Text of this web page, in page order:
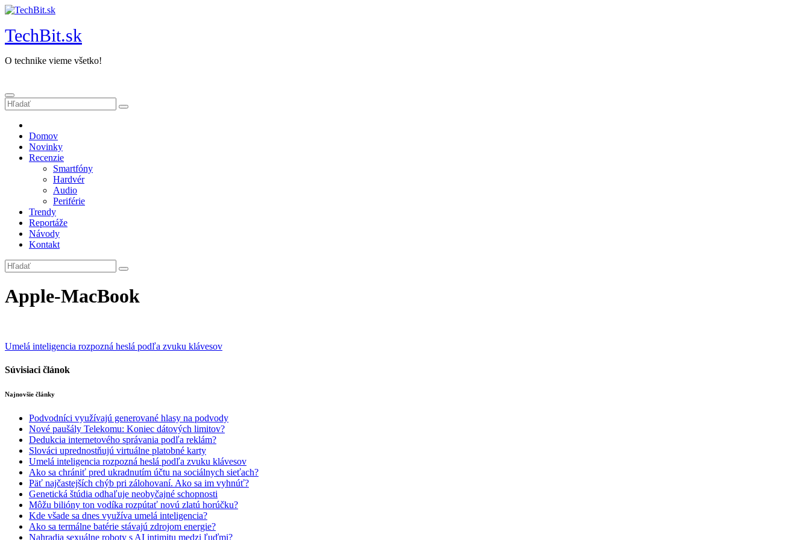
Prejsť
obsah
TechBit.sk
O technike vieme všetko!
Domov
Novinky
Recenzie
Smartfóny
Hardvér
Audio
Periférie
Trendy
Reportáže
Návody
Kontakt
Apple-MacBook
Navigácia
v
Umelá inteligencia rozpozná heslá podľa zvuku klávesov
Súvisiaci článok
Najnovšie články
Podvodníci využívajú generované hlasy na podvody
Nové paušály Telekomu: Koniec dátových limitov?
Dedukcia internetového správania podľa reklám?
Slováci uprednostňujú virtuálne platobné karty
Umelá inteligencia rozpozná heslá podľa zvuku klávesov
Ako sa chrániť pred ukradnutím účtu na sociálnych sieťach?
Päť najčastejších chýb pri zálohovaní. Ako sa im vyhnúť?
Genetická štúdia odhaľuje neobyčajné schopnosti
Môžu bilióny ton vodíka rozpútať novú zlatú horúčku?
Kde všade sa dnes využíva umelá inteligencia?
Ako sa termálne batérie stávajú zdrojom energie?
Nahradia sexuálne roboty s AI intimitu medzi ľuďmi?